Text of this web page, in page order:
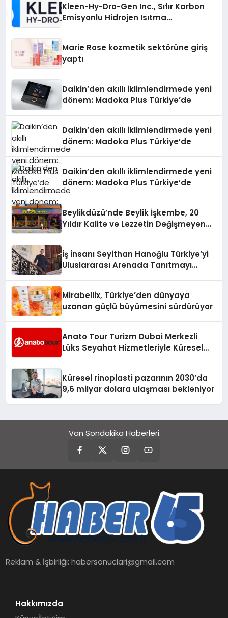
Kleen-Hy-Dro-Gen Inc., Sıfır Karbon
Emisyonlu Hidrojen Isıtma
Marie Rose kozmetik sektörüne giriş
yaptı
Daikin’den akıllı iklimlendirmede yeni
dönem: Madoka Plus Türkiye’de
Daikin’den akıllı iklimlendirmede yeni
dönem: Madoka Plus Türkiye’de
Daikin’den akıllı iklimlendirmede yeni
dönem: Madoka Plus Türkiye’de
Beylikdüzü’nde Beylik İşkembe, 20
Yıldır Kalite ve Lezzetin Değişmeyen
İş İnsanı Seyithan Hanoğlu Türkiye’yi
Uluslararası Arenada Tanıtmayı
Mirabellix, Türkiye’den dünyaya
uzanan güçlü büyümesini sürdürüyor
Anato Tour Turizm Dubai Merkezli
Lüks Seyahat Hizmetleriyle Küresel
Küresel rinoplasti pazarının 2030’da
9,6 milyar dolara ulaşması bekleniyor
Van Sondakika Haberleri
Reklam & İşbirliği:habersonuclari@gmail.com
Hakkımızda